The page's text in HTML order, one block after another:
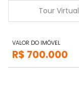
Tour Virtual
VALOR DO IMÓVEL
R$ 700.000